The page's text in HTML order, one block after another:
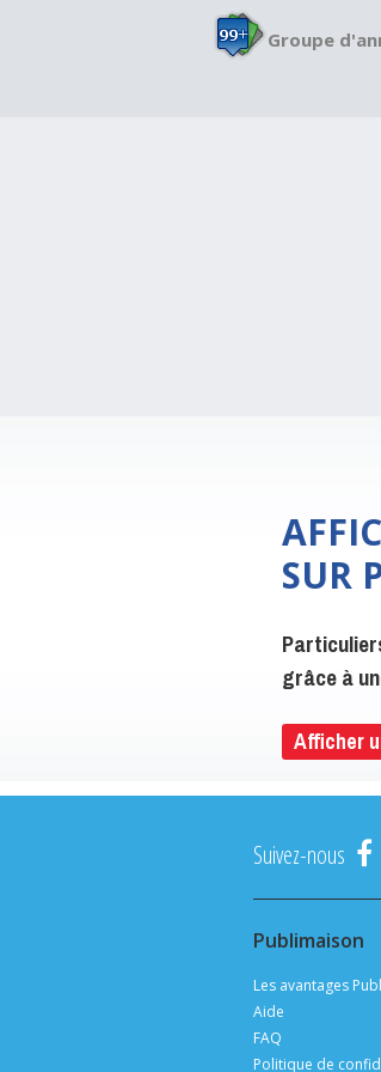
Groupe
SUR
grâce à
Afficher
Suivez-nous
Publimaison
Les avantages
Aide
FAQ
Politique de